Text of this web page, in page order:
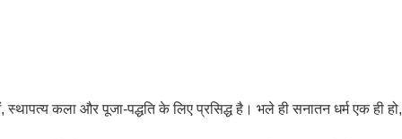
कला और पूजा-पद्धति के लिए प्रसिद्ध है। भले ही सनातन धर्म एक ही हो,